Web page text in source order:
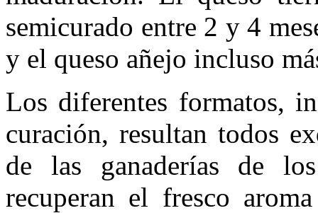
semicurado entre 2 y 4
y el queso añejo incluso
Los diferentes formatos,
curación, resultan todos
de las ganaderías de
recuperan el fresco